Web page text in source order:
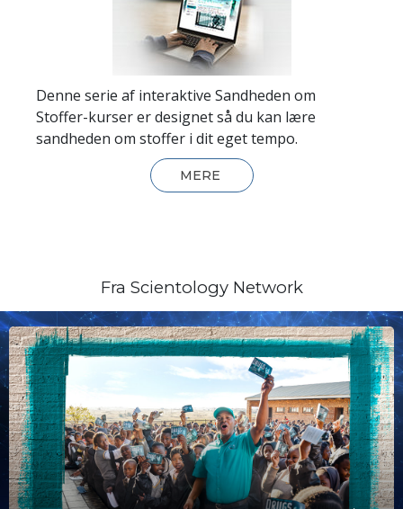
Denne serie af interaktive Sandheden om
Stoffer-kurser er designet så du kan lære
sandheden om stoffer i dit eget tempo.
MERE
Fra Scientology Network